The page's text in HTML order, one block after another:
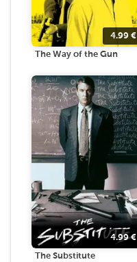
4.99 €
The Way of the Gun
4.99€
The Substitute